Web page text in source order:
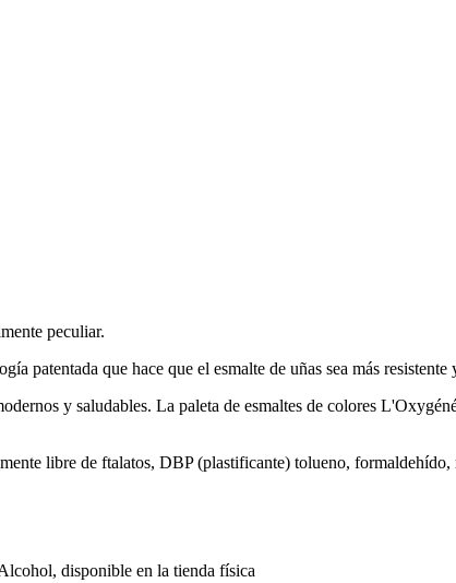
peculiar.
patentada que hace que el esmalte de uñas sea más resistente
y saludables. La paleta de esmaltes de colores
libre de ftalatos, DBP (plastificante) tolueno,
disponible en la tienda física